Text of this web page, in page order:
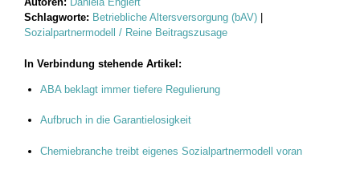
Schlagworte: Betriebliche Altersversorgung (bAV)
Sozialpartnermodell / Reine Beitragszusage
In Verbindung stehende Artikel:
ABA beklagt immer tiefere Regulierung
Aufbruch in die Garantielosigkeit
Chemiebranche treibt eigenes Sozialpartnermodell voran